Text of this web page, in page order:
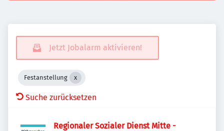
Jetzt Jobalarm aktivieren!
Festanstellung
Suche zurücksetzen
Regionaler Sozialer Dienst Mitte -